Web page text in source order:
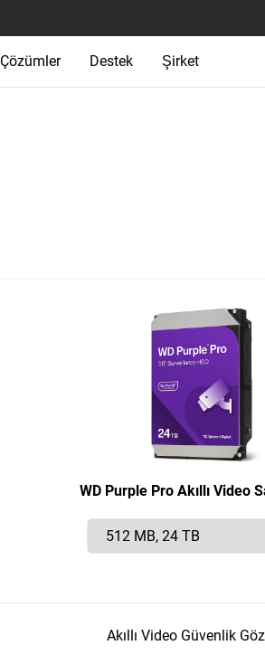
Çözümler Destek Şirket
WD Purple Pro Akıllı Video
Akıllı Video Güvenlik